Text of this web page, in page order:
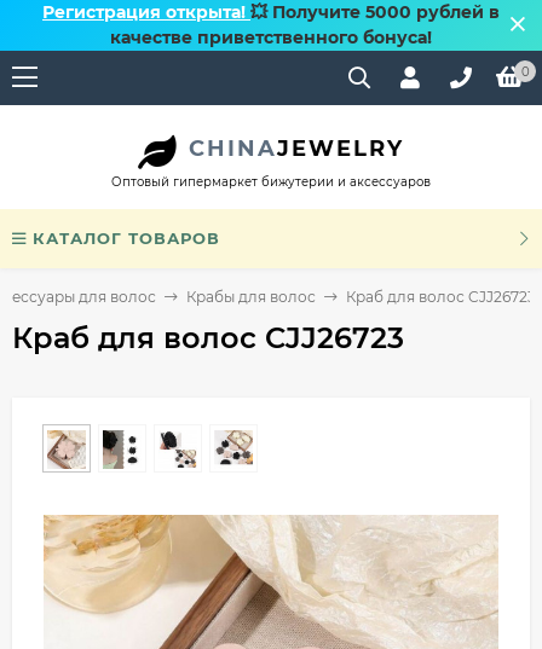
Регистрация открыта! 💥 Получите 5000 рублей в
качестве приветственного бонуса!
0
CHINAJEWELRY
Оптовый гипермаркет бижутерии и аксессуаров
КАТАЛОГ ТОВАРОВ
для волос Крабы для волос Краб для волос CJJ26723
Краб для волос CJJ26723